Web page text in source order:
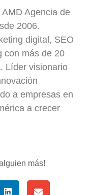
Agencia de
2006.
digital, SEO
con más de 20
Líder visionario
a empresas en
a crecer
más!